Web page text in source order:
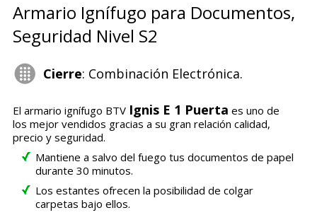
Armario Ignífugo para Documentos,
Seguridad Nivel S2
Cierre: Combinación Electrónica.
El armario ignífugo BTV Ignis E 1 Puerta es uno de
los mejor vendidos gracias a su gran relación calidad,
precio y seguridad.
Mantiene a salvo del fuego tus documentos de papel
durante 30 minutos.
Los estantes ofrecen la posibilidad de colgar
carpetas bajo ellos.